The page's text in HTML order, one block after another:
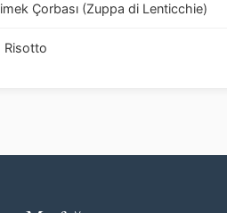
Çorbası (Zuppa di Lenticchie)
Risotto